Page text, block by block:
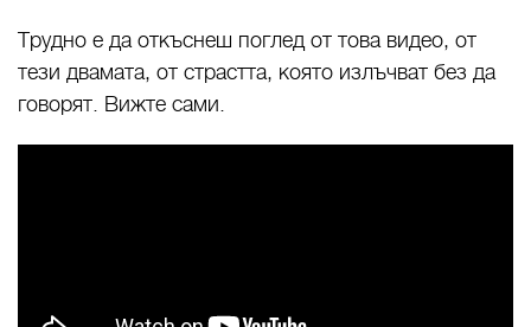
Трудно е да откъснеш поглед от това видео, от
тези двамата, от страстта, която излъчват без да
говорят. Вижте сами.